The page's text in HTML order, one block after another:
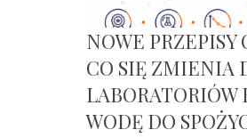
NOWE PRZEPISY
CO SIĘ ZMIENIA
LABORATORIÓW
WODĘ DO